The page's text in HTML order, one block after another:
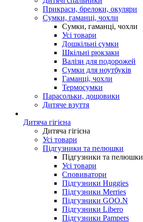
Прикраси, брелоки, окуляри
Сумки, гаманці, чохли
Сумки, гаманці, чохли
Усі товари
Дошкільні сумки
Шкільні рюкзаки
Валізи для подорожей
Сумки для ноутбуків
Гаманці, чохли
Термосумки
Парасольки, дощовики
Дитяче взуття
Дитяча гігієна
Дитяча гігієна
Усі товари
Підгузники та пелюшки
Підгузники та пелюшки
Усі товари
Сповиватори
Підгузники Huggies
Підгузники Merries
Підгузники GOO.N
Підгузники Libero
Підгузники Pampers